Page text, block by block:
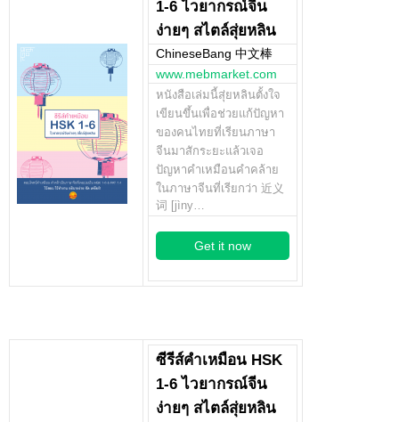
1-6 ไวยากรณ์จีน
ง่ายๆ สไตล์สุ่ยหลิน
ChineseBang 中文棒
www.mebmarket.com
หนังสือเล่มนี้สุ่ยหลินตั้งใจ
เขียนขึ้นเพื่อช่วยแก้ปัญหา
ของคนไทยที่เรียนภาษา
จีนมาสักระยะแล้วเจอ
ปัญหาคำเหมือนคำคล้าย
ในภาษาจีนที่เรียกว่า 近义
词 [jìny…
Get it now
ซีรีส์คำเหมือน HSK
1-6 ไวยากรณ์จีน
ง่ายๆ สไตล์สุ่ยหลิน